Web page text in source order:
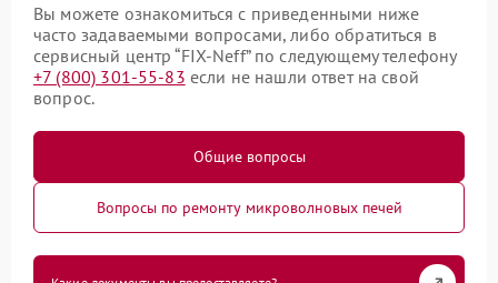
Вы можете ознакомиться с приведенными ниже
часто задаваемыми вопросами, либо обратиться в
сервисный центр “FIX-Neff” по следующему телефону
+7 (800) 301-55-83 если не нашли ответ на свой
вопрос.
Общие вопросы
Вопросы по ремонту микроволновых печей